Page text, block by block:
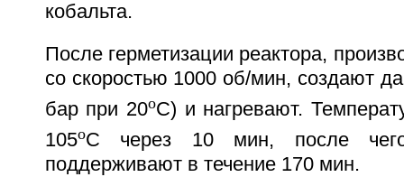
кобальта.
После герметизации реактора,
со скоростью 1000 об/мин, создают
бар при 20oС) и нагревают.
105oС через 10 мин, после чего
поддерживают в течение 170 мин.